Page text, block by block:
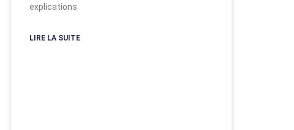
explications
LIRE LA SUITE